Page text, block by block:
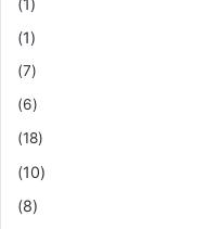
(1)
(1)
(7)
(6)
(18)
(10)
(8)